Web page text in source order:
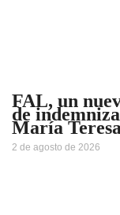
FAL, un
de
María
2 de agosto de 2026